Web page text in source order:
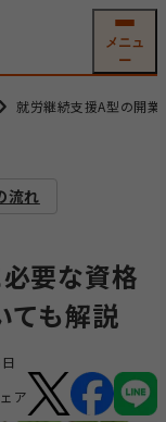
メニュ
ー
帳票作成
国保連請求
就労継続支援A型の開
流れ
要な資格
ても解説
ア